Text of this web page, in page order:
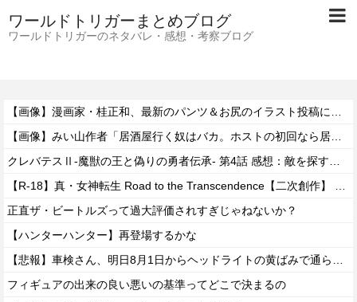
ワールドトリガーまとめブログ
ワールドトリガーのネタバレ・感想・考察ブログ
正直ザ・ビートルズって過大評価されすぎじゃねないか？
【ハンターハンター】再登場するかな
フィギュアの出来の良い悪いの基準ってどこで決まるの